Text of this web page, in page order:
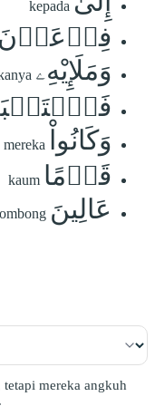
kepada
فِرۡعَوۡنَ
وَمَلَإِيْهِۦ
وَكَانُواْ
قَوۡمًا kaum
عَالِينَ
mereka angkuh